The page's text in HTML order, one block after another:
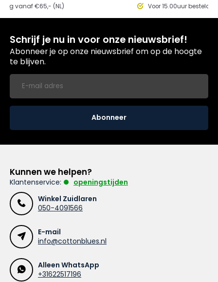
vanaf €65,- (NL) Voor 15.00uur besteld,
Schrijf je nu in voor onze nieuwsbrief!
Abonneer je op onze nieuwsbrief om op de hoogte
te blijven.
Abonneer
Kunnen we helpen?
Klantenservice:
openingstijden
Winkel Zuidlaren
050-4091566
E-mail
info@cottonblues.nl
Alleen WhatsApp
+31622517196